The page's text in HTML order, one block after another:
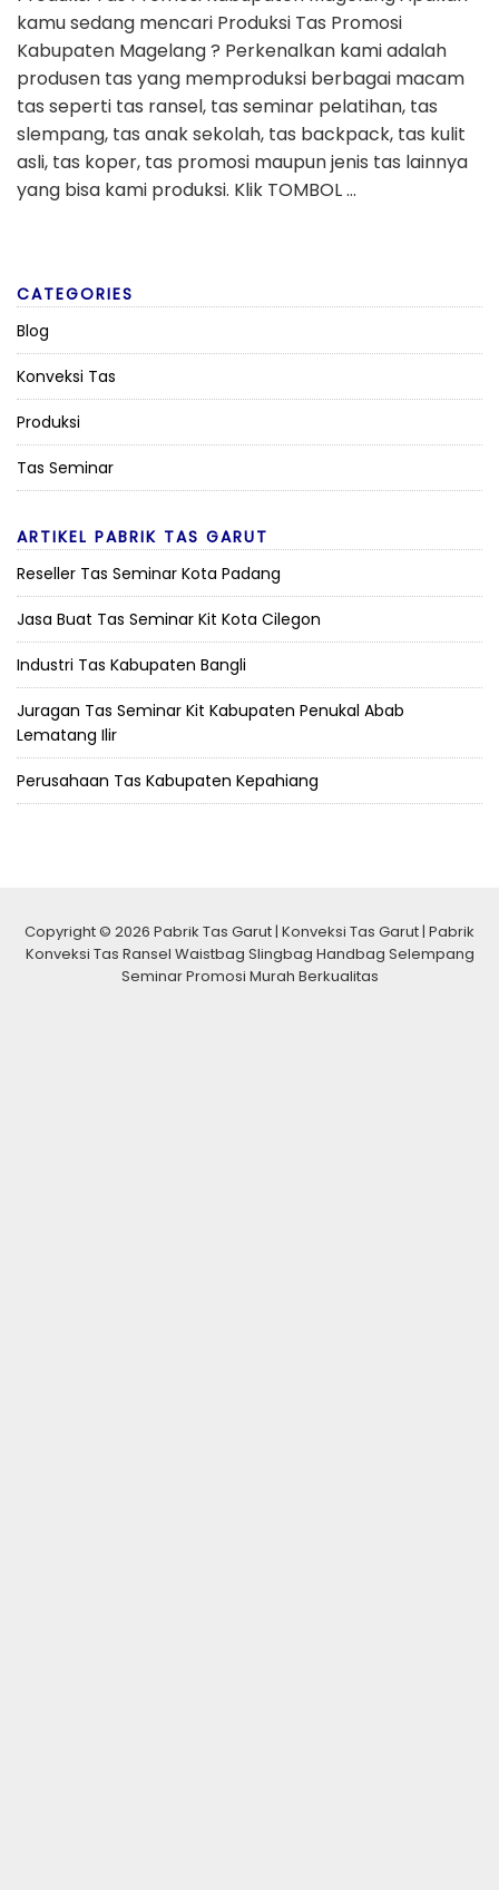
kamu sedang mencari Produksi Tas Promosi
Kabupaten Magelang ? Perkenalkan kami adalah
produsen tas yang memproduksi berbagai macam
tas seperti tas ransel, tas seminar pelatihan, tas
slempang, tas anak sekolah, tas backpack, tas kulit
asli, tas koper, tas promosi maupun jenis tas lainnya
yang bisa kami produksi. Klik TOMBOL …
CATEGORIES
Blog
Konveksi Tas
Produksi
Tas Seminar
ARTIKEL PABRIK TAS GARUT
Reseller Tas Seminar Kota Padang
Jasa Buat Tas Seminar Kit Kota Cilegon
Industri Tas Kabupaten Bangli
Juragan Tas Seminar Kit Kabupaten Penukal Abab
Lematang Ilir
Perusahaan Tas Kabupaten Kepahiang
Copyright © 2026 Pabrik Tas Garut | Konveksi Tas Garut | Pabrik
Konveksi Tas Ransel Waistbag Slingbag Handbag Selempang
Seminar Promosi Murah Berkualitas